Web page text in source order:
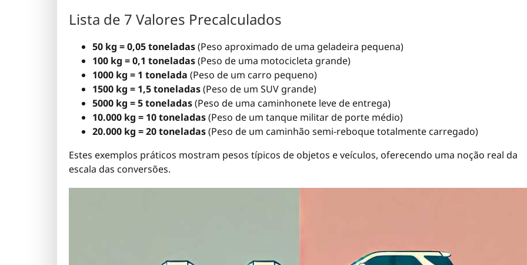
Lista de 7 Valores Precalculados
50 kg = 0,05 toneladas(Peso aproximado de uma geladeira pequena)
100 kg = 0,1 toneladas(Peso de uma motocicleta grande)
1000 kg = 1 tonelada (Peso de um carro pequeno)
1500 kg = 1,5 toneladas(Peso de um SUV grande)
5000 kg = 5 toneladas(Peso de uma caminhonete leve de entrega)
10.000 kg = 10 toneladas(Peso de um tanque militar de porte médio)
20.000 kg = 20 toneladas(Peso de um caminhão semi-reboque totalmente carregado)
Estes exemplos práticos mostram pesos típicos de objetos e veículos, oferecendo uma noção real da
escala das conversões.